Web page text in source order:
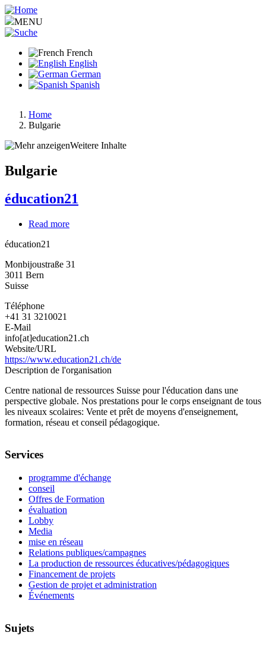
Aller
au
contenu
MENU
French
English
German
Spanish
Fil
d'Ariane
Home
Bulgarie
Weitere Inhalte
Bulgarie
éducation21
Read more
éducation21
Monbijoustraße 31
3011 Bern
Suisse
Téléphone
+41 31 3210021
E-Mail
info[at]education21.ch
Website/URL
https://www.education21.ch/de
Description de l'organisation
Centre national de ressources Suisse pour l'éducation dans une
perspective globale. Nos prestations pour le corps enseignant de tous
les niveaux scolaires: Vente et prêt de moyens d'enseignement,
formation, réseau et conseil pédagogique.
Services
programme d'échange
conseil
Offres de Formation
évaluation
Lobby
Media
mise en réseau
Relations publiques/campagnes
La production de ressources éducatives/pédagogiques
Financement de projets
Gestion de projet et administration
Événements
Sujets